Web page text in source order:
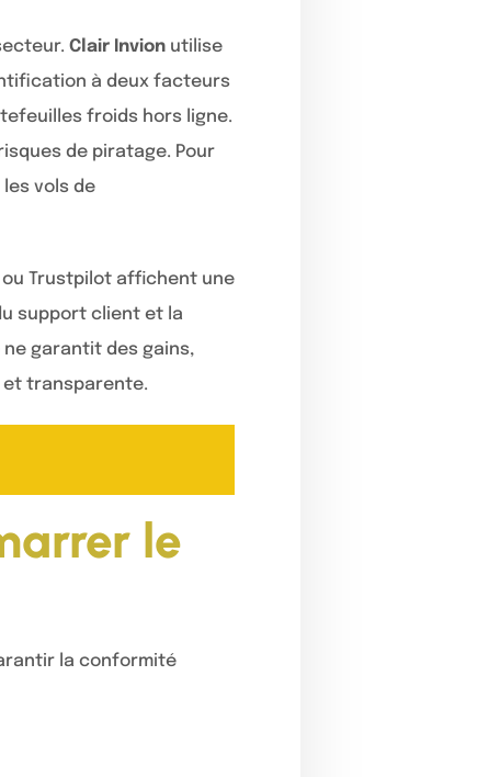
Clair Invion utilise
à deux facteurs
froids hors ligne.
de piratage. Pour
vols de
Trustpilot affichent une
support client et la
garantit des gains,
et transparente.
le
la conformité